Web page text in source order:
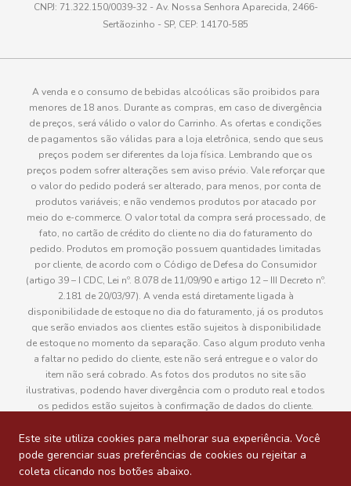
Este site utiliza cookies para melhorar sua experiência. Você
pode gerenciar suas preferências de cookies ou rejeitar a
coleta clicando nos botões abaixo.
E-mail
CNPJ: 71.322.150/0039-32 - Av. Nossa Senhora Aparecida, 2466-
Sertãozinho - SP, CEP: 14170-585
A venda e o consumo de bebidas alcoólicas são proibidos para
menores de 18 anos. Durante as compras, em caso de divergência
de preços, será válido o valor do Carrinho. As ofertas e condições
de pagamentos são válidas para a loja eletrônica, sendo que seus
preços podem ser diferentes da loja física. Lembrando que os
preços podem sofrer alterações sem aviso prévio. Vale reforçar que
o valor do pedido poderá ser alterado, para menos, por conta de
produtos variáveis; e não vendemos produtos por atacado por
meio do e-commerce. O valor total da compra será processado, de
fato, no cartão de crédito do cliente no dia do faturamento do
pedido. Produtos em promoção possuem quantidades limitadas
por cliente, de acordo com o Código de Defesa do Consumidor
(artigo 39 – I CDC, Lei nº. 8.078 de 11/09/90 e artigo 12 – III Decreto nº.
2.181 de 20/03/97). A venda está diretamente ligada à
disponibilidade de estoque no dia do faturamento, já os produtos
que serão enviados aos clientes estão sujeitos à disponibilidade
de estoque no momento da separação. Caso algum produto venha
a faltar no pedido do cliente, este não será entregue e o valor do
item não será cobrado. As fotos dos produtos no site são
ilustrativas, podendo haver divergência com o produto real e todos
os pedidos estão sujeitos à confirmação de dados do cliente.
Entregas”